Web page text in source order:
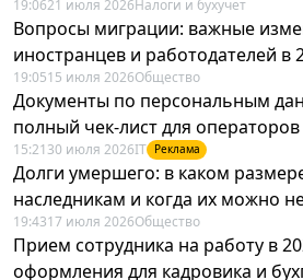
19:0621 июля 2026Налоги и бухучет
Вопросы миграции: важные
иностранцев и работодателей в
19:0515 июля 2026Общество
Документы по персональным
полный чек-лист для операторов
15:21 30 июля 2026IT Реклама
Долги умершего: в каком
наследникам и когда их можно
19:4317 июля 2026Общество
Прием сотрудника на работу в
оформления для кадровика и